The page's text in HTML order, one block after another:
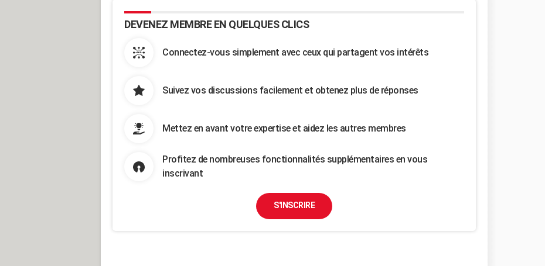
DEVENEZ MEMBRE EN QUELQUES CLICS
Connectez-vous simplement avec ceux qui partagent vos intérêts
Suivez vos discussions facilement et obtenez plus de réponses
Mettez en avant votre expertise et aidez les autres membres
Profitez de nombreuses fonctionnalités supplémentaires en vous
inscrivant
S'INSCRIRE